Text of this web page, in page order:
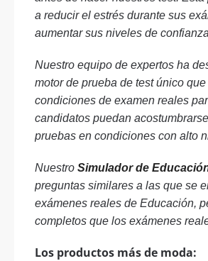
a reducir el estrés durante sus
aumentar sus niveles de
Nuestro equipo de expertos ha
motor de prueba de test único
condiciones de examen reales
candidatos puedan
pruebas en condiciones con alto
Nuestro Simulador de
preguntas similares a las que se
exámenes reales de Educación,
completos que los exámenes
Los productos más de moda: